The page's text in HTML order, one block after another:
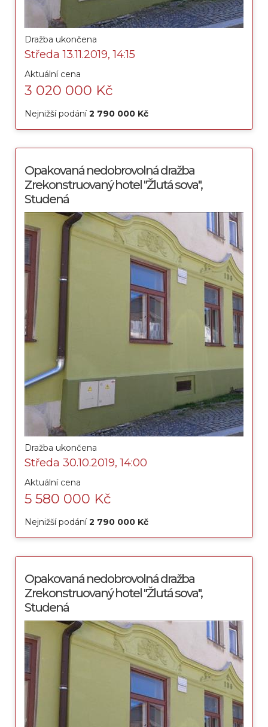
Dražba ukončena
Středa 13.11.2019, 14:15
Aktuální cena
3 020 000 Kč
Nejnižší podání2 790 000 Kč
Opakovaná nedobrovolná dražba
Zrekonstruovaný hotel "Žlutá sova",
Studená
Dražba ukončena
Středa 30.10.2019, 14:00
Aktuální cena
5 580 000 Kč
Nejnižší podání2 790 000 Kč
Opakovaná nedobrovolná dražba
Zrekonstruovaný hotel "Žlutá sova",
Studená